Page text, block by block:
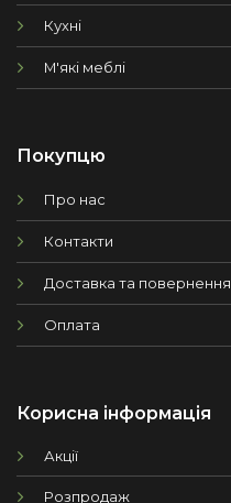
Кухні
М'які меблі
Покупцю
Про нас
Контакти
Доставка та повернення
Оплата
Корисна інформація
Акції
Розпродаж